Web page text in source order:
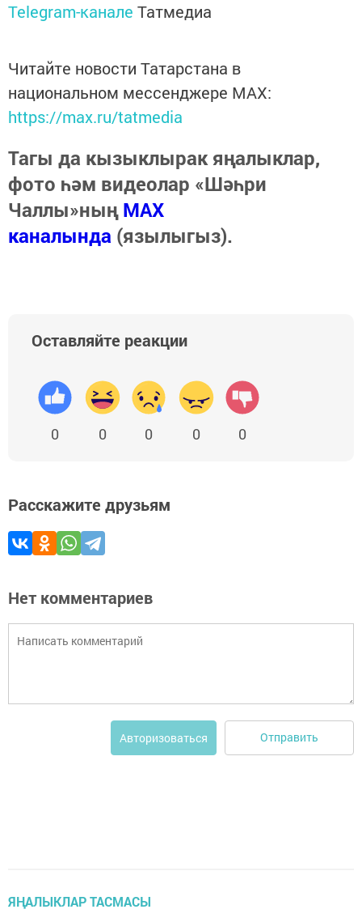
Telegram-канале Татмедиа
Читайте новости Татарстана в
национальном мессенджере MАХ:
https://max.ru/tatmedia
Тагы да кызыклырак яңалыклар,
фото һәм видеолар «Шәһри
Чаллы»ныңMAX
каналында (язылыгыз).
Оставляйте реакции
0 0 0 0 0
Расскажите друзьям
Нет комментариев
Авторизоваться Отправить
ЯҢАЛЫКЛАР ТАСМАСЫ